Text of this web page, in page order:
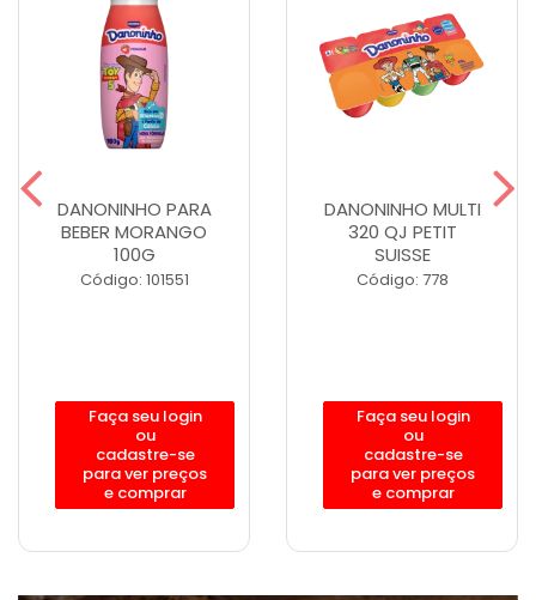
DANONINHO PARA
BEBER MORANGO
100G
Código: 101551
Faça seu login
ou
cadastre-se
para ver preços
e comprar
DANONINHO MULTI
320 QJ PETIT
SUISSE
Código: 778
Faça seu login
ou
cadastre-se
para ver preços
e comprar